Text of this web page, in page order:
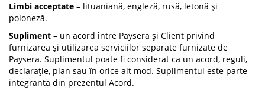
Limbi acceptate – lituaniană, engleză, rusă, letonă și
poloneză.
Supliment – un acord între Paysera și Client privind
furnizarea și utilizarea serviciilor separate furnizate de
Paysera. Suplimentul poate fi considerat ca un acord, reguli,
declarație, plan sau în orice alt mod. Suplimentul este parte
integrantă din prezentul Acord.